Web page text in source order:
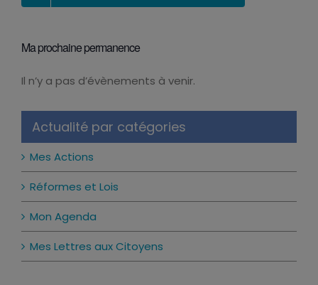
Ma prochaine permanence
Notice
Il n’y a pas d’évènements à venir.
Actualité par catégories
Mes Actions
Réformes et Lois
Mon Agenda
Mes Lettres aux Citoyens